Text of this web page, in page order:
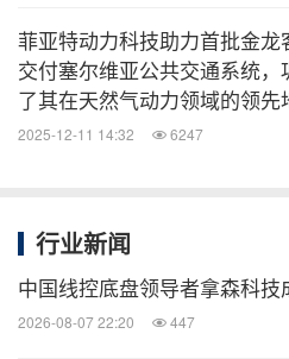
菲亚特动力科技助力首批金龙
交付塞尔维亚公共交通系统，
了其在天然气动力领域的领先
2025-12-11 14:32 6247
行业新闻
中国线控底盘领导者拿森科
2026-08-07 22:20 447